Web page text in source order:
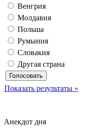
Венгрия
Молдавия
Польша
Румыния
Словакия
Другая страна
Показать результаты »
Анекдот дня